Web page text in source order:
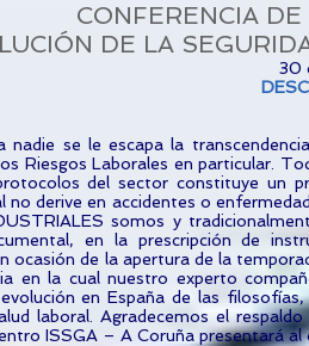
CONFERENCIA
DE LA
30
nadie se le escapa la
Riesgos Laborales en particular.
del sector constituye un
no derive en accidentes o
somos y
en la prescripción de
ocasión de la apertura de la
en la cual nuestro experto
en España de las
laboral. Agradecemos el
ISSGA – A Coruña presentará al